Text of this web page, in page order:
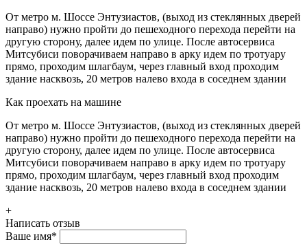
От метро м. Шоссе Энтузиастов, (выход из стеклянных дверей
направо) нужно пройти до пешеходного перехода перейти на
другую сторону, далее идем по улице. После автосервиса
Митсубиси поворачиваем направо в арку идем по тротуару
прямо, проходим шлагбаум, через главный вход проходим
здание насквозь, 20 метров налево входа в соседнем здании
Как проехать на машине
От метро м. Шоссе Энтузиастов, (выход из стеклянных дверей
направо) нужно пройти до пешеходного перехода перейти на
другую сторону, далее идем по улице. После автосервиса
Митсубиси поворачиваем направо в арку идем по тротуару
прямо, проходим шлагбаум, через главный вход проходим
здание насквозь, 20 метров налево входа в соседнем здании
+
Написать отзыв
Ваше имя*